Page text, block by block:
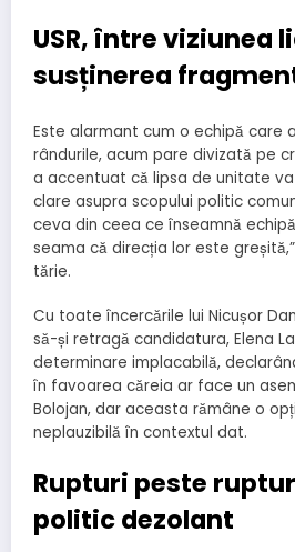
USR, între viziunea
susținerea
Este alarmant cum o echipă care
rândurile, acum pare divizată pe
a accentuat că lipsa de unitate
clare asupra scopului politic
ceva din ceea ce înseamnă
seama că direcția lor este
tărie.
Cu toate încercările lui Nicușor
să-și retragă candidatura, Elena
determinare implacabilă,
în favoarea căreia ar face un
Bolojan, dar aceasta rămâne o
neplauzibilă în contextul dat.
Rupturi peste
politic dezolant